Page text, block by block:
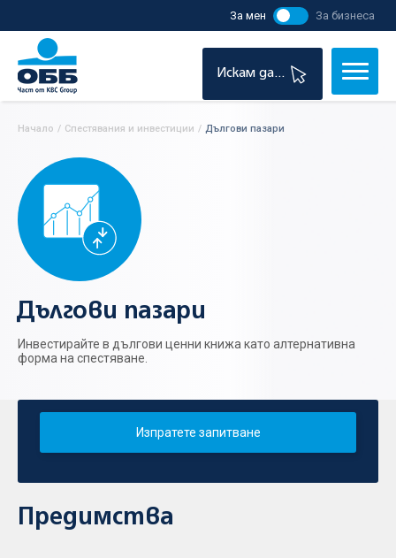
За мен За бизнеса
Искам да...
Начало / Спестявания и инвестиции / Дългови пазари
Дългови пазари
Инвестирайте в дългови ценни книжа като алтернативна
форма на спестяване.
Изпратете запитване
Предимства